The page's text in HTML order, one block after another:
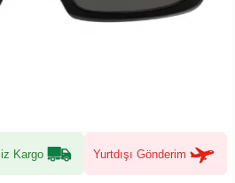
Kargo Yurtdışı Gönderim